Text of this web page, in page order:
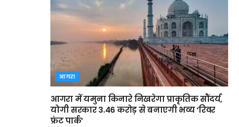
आगरा
आगरा में यमुना किनारे निखरेगा प्राकृतिक सौंदर्य,
योगी सरकार 3.46 करोड़ से बनाएगी भव्य ‘रिवर
फ्रंट पार्क’